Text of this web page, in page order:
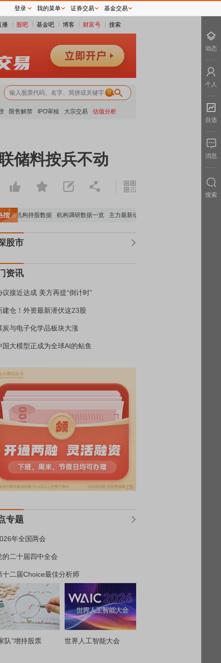
播 股吧 基金吧 博客 财富号 搜索
0
限售解禁 IPO审核 大宗交易 估值分析
储料按兵不动
要机构持股数据 机构调研数据一览 主力最新动向
股市
资讯
议接近达成 美方再提“倒计时”
建仓！外资最新潜伏这23股
炭与电子化学品板块大涨
国大模型正成为全球AI的鲇鱼
专题
年全国两会
的二十届四中全会
十二届Choice最佳分析师
队”增持股票 世界人工智能大会
登录 我的菜单 证券交易 基金交易
动态
个人
自选
消息
搜索